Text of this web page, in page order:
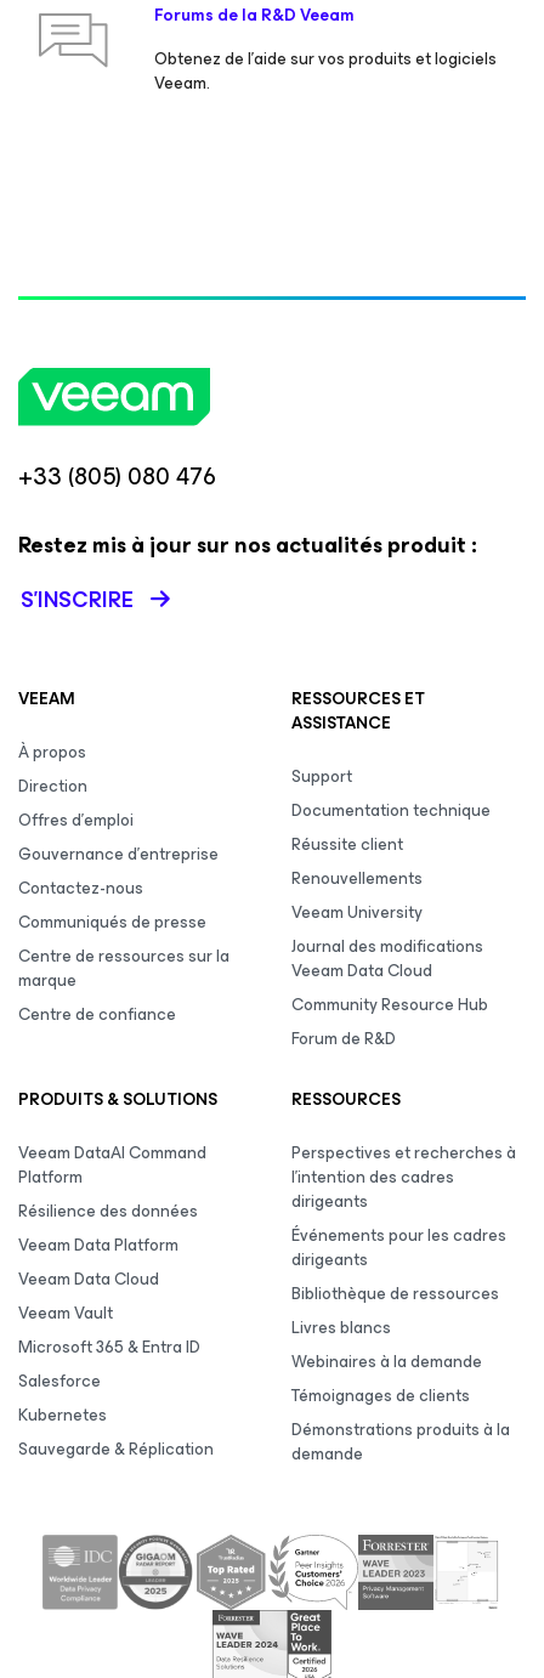
Forums de la R&D Veeam
Obtenez de l’aide sur vos produits et logiciels
Veeam.
+33 (805) 080 476
Restez mis à jour sur nos actualités produit :
S’INSCRIRE
VEEAM
À propos
Direction
Offres d’emploi
Gouvernance d’entreprise
Contactez-nous
Communiqués de presse
Centre de ressources sur la
marque
Centre de confiance
RESSOURCES ET
ASSISTANCE
Support
Documentation technique
Réussite client
Renouvellements
Veeam University
Journal des modifications
Veeam Data Cloud
Community Resource Hub
Forum de R&D
PRODUITS & SOLUTIONS
Veeam DataAI Command
Platform
Résilience des données
Veeam Data Platform
Veeam Data Cloud
Veeam Vault
Microsoft 365 & Entra ID
Salesforce
Kubernetes
Sauvegarde & Réplication
RESSOURCES
Perspectives et recherches à
l’intention des cadres
dirigeants
Événements pour les cadres
dirigeants
Bibliothèque de ressources
Livres blancs
Webinaires à la demande
Témoignages de clients
Démonstrations produits à la
demande